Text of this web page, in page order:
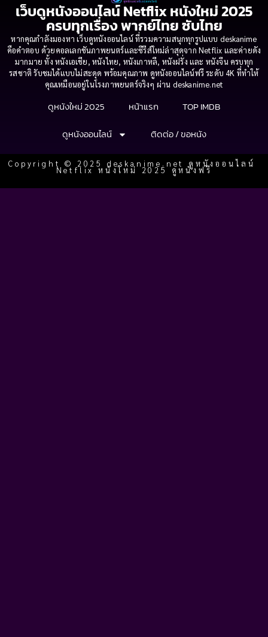
เว็บดูหนังออนไลน์ Netflix หนังใหม่ 2025
ครบทุกเรื่อง พากย์ไทย ซับไทย
หากคุณกำลังมองหา เว็บดูหนังออนไลน์ ที่รวมความสนุกทุกรูปแบบ deskanime
คือคำตอบ ด้วยคอลเลกชันภาพยนตร์และซีรีส์ใหม่ล่าสุดจาก Netflix และค่ายดัง
มากมาย ทั้ง หนังเอเชีย, หนังไทย, หนังเกาหลี, หนังฝรั่ง และ หนังจีน ครบทุก
รสชาติ รับชมได้แบบไม่สะดุด พร้อมคุณภาพ ดูหนังออนไลน์ฟรี ระดับ 4K ที่ทำให้
คุณเหมือนอยู่ในโรงภาพยนตร์จริงๆ ผ่าน deskanime.net
ดูหนังใหม่ 2025 หน้าแรก
TOP IMDB
ดูหนังออนไลน์
ติดต่อ / ขอหนัง
Copyright © 2025 deskanime.net ดูหนังออนไลน์
Netflix หนังใหม่ 2025 ดูหนังฟรี